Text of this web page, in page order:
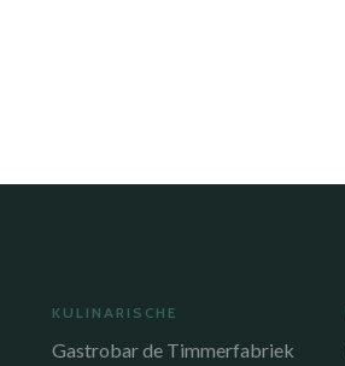
KULINARISCHE
Gastrobar de Timmerfabriek